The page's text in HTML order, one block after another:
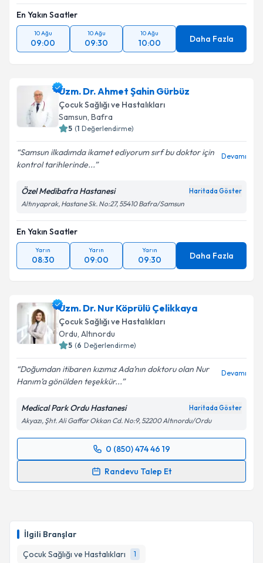
İlgili Branşlar
Çocuk Sağlığı ve Hastalıkları
1
Takvim Talebini Gönder
En Yakın Saatler
10 Ağu
09:00
10 Ağu
09:30
10 Ağu
10:00 Daha Fazla
Uzm. Dr. Ahmet Şahin Gürbüz
Çocuk Sağlığı ve Hastalıkları
Samsun, Bafra
5 (1 Değerlendirme)
Samsun ilkadımda ikamet ediyorum sırf bu doktor için
kontrol tarihlerinde...
Devamı
Özel Medibafra Hastanesi Haritada Göster
Altınyaprak, Hastane Sk. No:27, 55410 Bafra/Samsun
En Yakın Saatler
Yarın
08:30
Yarın
09:00
Yarın
09:30 Daha Fazla
Uzm. Dr. Nur Köprülü Çelikkaya
Çocuk Sağlığı ve Hastalıkları
Ordu, Altınordu
5 (6 Değerlendirme)
Doğumdan itibaren kızımız Ada’nın doktoru olan Nur
Hanım’a gönülden teşekkür...
Devamı
Medical Park Ordu Hastanesi Haritada Göster
Akyazı, Şht. Ali Gaffar Okkan Cd. No:9, 52200 Altınordu/Ordu
0 (850) 474 46 19
Randevu Talep Et
Randevu Takvimi Talebi
bilgilendireceğiz.
E-posta Adresiniz